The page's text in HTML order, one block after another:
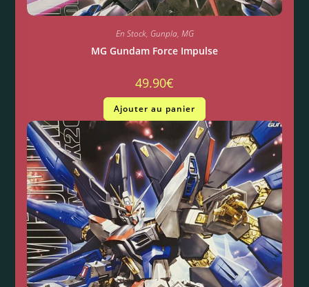
En Stock, Gunpla, MG
MG Gundam Force Impulse
49.90€
Ajouter au panier